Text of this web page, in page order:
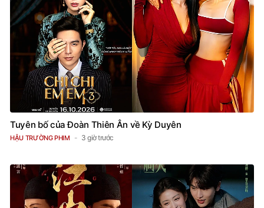
Tuyên bố của Đoàn Thiên Ân về Kỳ Duyên
HẬU TRƯỜNG PHIM 3 giờ trước